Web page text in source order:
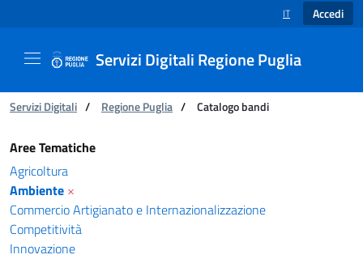
SELEZIONE
IT Accedi
Servizi Digitali Regione Puglia
Ti trovi in:
Servizi Digitali / Regione Puglia / Catalogo bandi
Catalogo bandi - Servizi Digitali Regione
Aree Tematiche
Agricoltura
Ambiente ×
Commercio Artigianato e Internazionalizzazione
Competitività
Innovazione